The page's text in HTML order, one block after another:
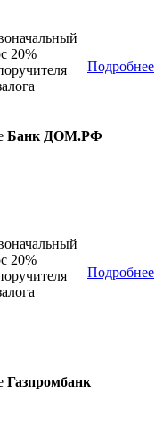
20%
Подробнее
Банк ДОМ.РФ
20%
Подробнее
Газпромбанк